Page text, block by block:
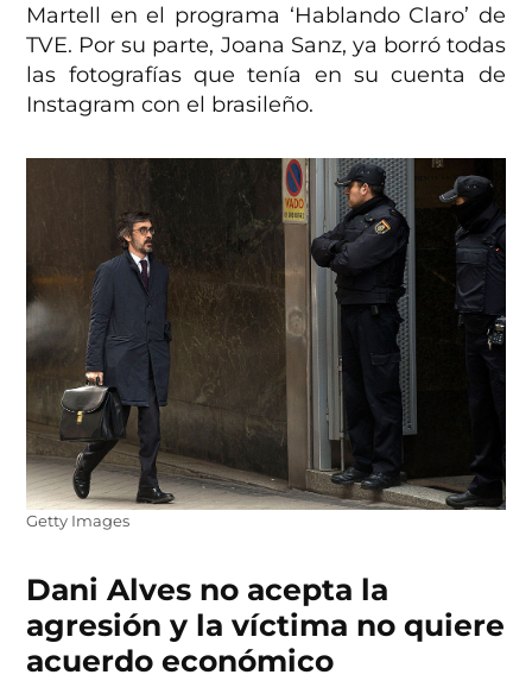
Martell en el programa ‘Hablando Claro’ de
TVE. Por su parte, Joana Sanz, ya borró todas
las fotografías que tenía en su cuenta de
Instagram con el brasileño.
Getty Images
Dani Alves no acepta la
agresión y la víctima no quiere
acuerdo económico